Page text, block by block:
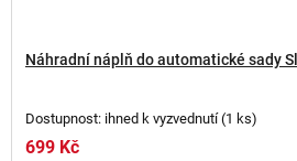
Náhradní náplň do automatické sady
Dostupnost: ihned k vyzvednutí(1 ks)
699 Kč